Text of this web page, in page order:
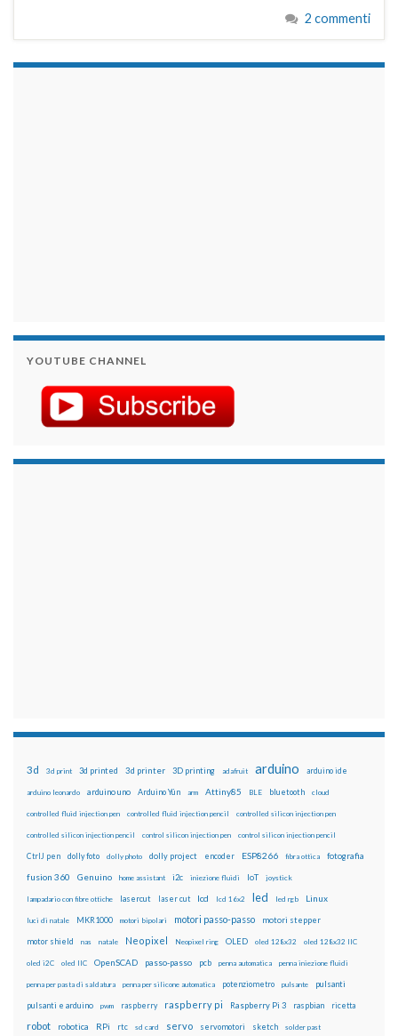
2 commenti
YOUTUBE CHANNEL
3d 3d print 3d printed 3d printer 3D printing adafruit arduino arduino ide
arduino leonardo arduino uno Arduino Yún arm Attiny85 BLE bluetooth cloud
controlled fluid injection pen controlled fluid injection pencil controlled silicon injection pen
controlled silicon injection pencil control silicon injection pen control silicon injection pencil
CtrlJ pen dolly foto dolly photo dolly project encoder ESP8266 fibra ottica fotografia
fusion 360 Genuino home assistant i2c iniezione fluidi IoT joystick
lampadario con fibre ottiche lasercut laser cut lcd lcd 16x2 led led rgb Linux
luci di natale MKR1000 motori bipolari motori passo-passo motori stepper
motor shield nas natale Neopixel Neopixel ring OLED oled 128x32 oled 128x32 IIC
oled i2C oled IIC OpenSCAD passo-passo pcb penna automatica penna iniezione fluidi
penna per pasta di saldatura penna per silicone automatica potenziometro pulsante pulsanti
pulsanti e arduino pwm raspberry raspberry pi Raspberry Pi 3 raspbian ricetta
robot robotica RPi rtc sd card servo servomotori sketch solder past